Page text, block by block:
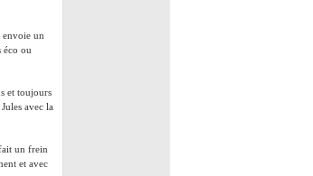
envoie un
éco ou
et toujours
avec la
un frein
et avec